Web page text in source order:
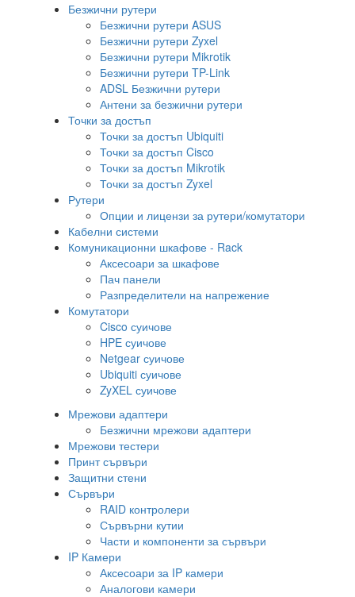
Безжични рутери
Безжични рутери ASUS
Безжични рутери Zyxel
Безжични рутери Mikrotik
Безжични рутери TP-Link
ADSL Безжични рутери
Антени за безжични рутери
Точки за достъп
Точки за достъп Ubiquiti
Точки за достъп Cisco
Точки за достъп Mikrotik
Точки за достъп Zyxel
Рутери
Опции и лицензи за рутери/комутатори
Кабелни системи
Комуникационни шкафове - Rack
Аксесоари за шкафове
Пач панели
Разпределители на напрежение
Комутатори
Cisco суичове
HPE суичове
Netgear суичове
Ubiquiti суичове
ZyXEL суичове
Мрежови адаптери
Безжични мрежови адаптери
Мрежови тестери
Принт сървъри
Защитни стени
Сървъри
RAID контролери
Сървърни кутии
Части и компоненти за сървъри
IP Камери
Аксесоари за IP камери
Аналогови камери